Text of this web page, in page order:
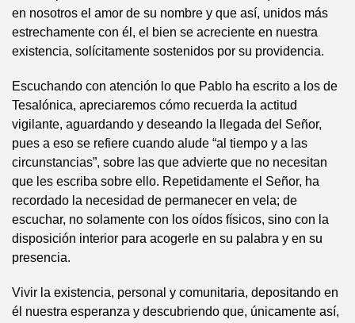
en nosotros el amor de su nombre y que así, unidos más
estrechamente con él, el bien se acreciente en nuestra
existencia, solícitamente sostenidos por su providencia.
Escuchando con atención lo que Pablo ha escrito a los de
Tesalónica, apreciaremos cómo recuerda la actitud
vigilante, aguardando y deseando la llegada del Señor,
pues a eso se refiere cuando alude “al tiempo y a las
circunstancias”, sobre las que advierte que no necesitan
que les escriba sobre ello. Repetidamente el Señor, ha
recordado la necesidad de permanecer en vela; de
escuchar, no solamente con los oídos físicos, sino con la
disposición interior para acogerle en su palabra y en su
presencia.
Vivir la existencia, personal y comunitaria, depositando en
él nuestra esperanza y descubriendo que, únicamente así,